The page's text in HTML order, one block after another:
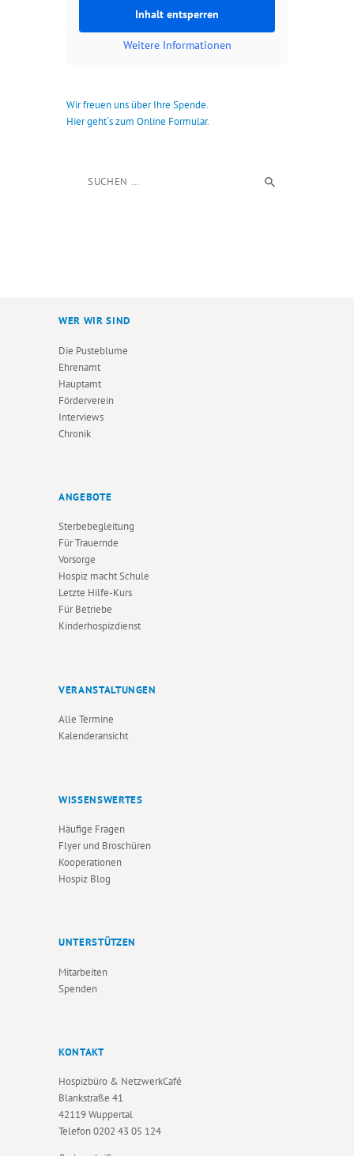
Inhalt entsperren
Weitere Informationen
Wir freuen uns über Ihre Spende.
Hier geht´s zum Online Formular.
WER WIR SIND
Die Pusteblume
Ehrenamt
Hauptamt
Förderverein
Interviews
Chronik
ANGEBOTE
Sterbebegleitung
Für Trauernde
Vorsorge
Hospiz macht Schule
Letzte Hilfe-Kurs
Für Betriebe
Kinderhospizdienst
VERANSTALTUNGEN
Alle Termine
Kalenderansicht
WISSENSWERTES
Häufige Fragen
Flyer und Broschüren
Kooperationen
Hospiz Blog
UNTERSTÜTZEN
Mitarbeiten
Spenden
KONTAKT
Hospizbüro & NetzwerkCafé
Blankstraße 41
42119 Wuppertal
Telefon0202 43 05 124